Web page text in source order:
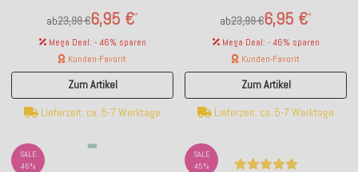
ab 6,95 €*
23,99 €
Mega Deal: - 46% sparen
Kunden-Favorit
Zum Artikel
Lieferzeit: ca. 5-7 Werktage
ab 6,95 €*
23,99 €
Mega Deal: - 46% sparen
Kunden-Favorit
Zum Artikel
Lieferzeit: ca. 5-7 Werktage
SALE
46%
SALE
45%